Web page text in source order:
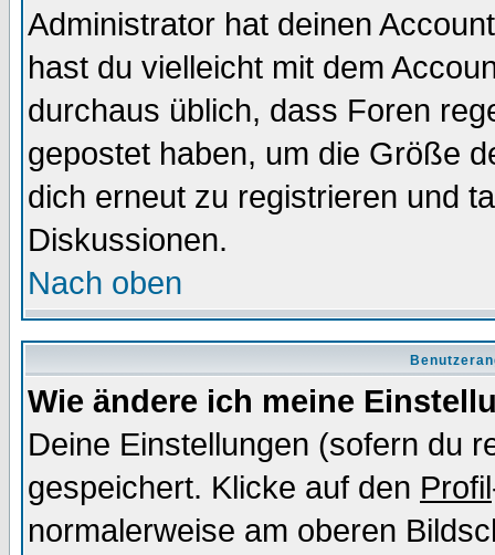
Administrator hat deinen
hast du vielleicht mit dem
durchaus üblich, dass Foren
gepostet haben, um die Größe
dich erneut zu registrieren und
Diskussionen.
Nach oben
Wie ändere ich meine
Deine Einstellungen (sofern du
gespeichert. Klicke auf den Profil
normalerweise am oberen